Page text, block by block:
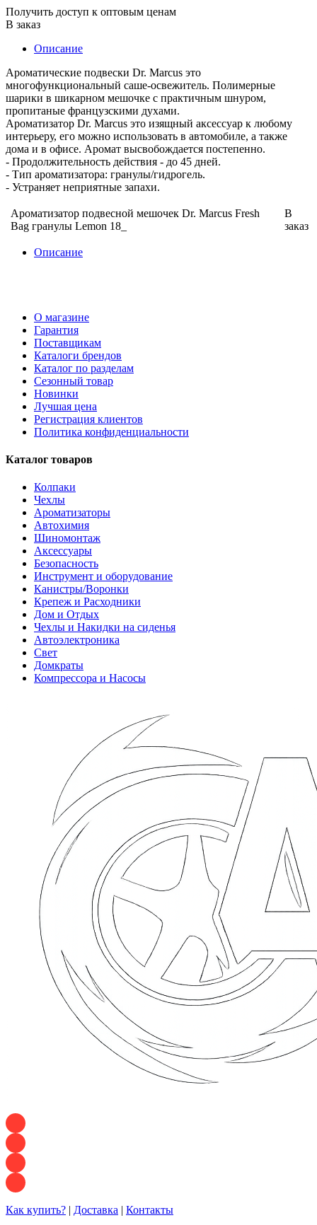
Получить доступ к оптовым ценам
В заказ
Описание
Ароматические подвески Dr. Marcus это
многофункциональный саше-освежитель. Полимерные
шарики в шикарном мешочке с практичным шнуром,
пропитаные французскими духами.
Ароматизатор Dr. Marcus это изящный аксессуар к любому
интерьеру, его можно использовать в автомобиле, а также
дома и в офисе. Аромат высвобождается постепенно.
- Продолжительность действия - до 45 дней.
- Тип ароматизатора: гранулы/гидрогель.
- Устраняет неприятные запахи.
Ароматизатор подвесной мешочек Dr. Marcus Fresh
Bag гранулы Lemon 18_
В
заказ
Описание
О магазине
Гарантия
Поставщикам
Каталоги брендов
Каталог по разделам
Сезонный товар
Новинки
Лучшая цена
Регистрация клиентов
Политика конфиденциальности
Каталог товаров
Колпаки
Чехлы
Ароматизаторы
Автохимия
Шиномонтаж
Аксессуары
Безопасность
Инструмент и оборудование
Канистры/Воронки
Крепеж и Расходники
Дом и Отдых
Чехлы и Накидки на сиденья
Автоэлектроника
Свет
Домкраты
Компрессора и Насосы
Как купить? | Доставка | Контакты